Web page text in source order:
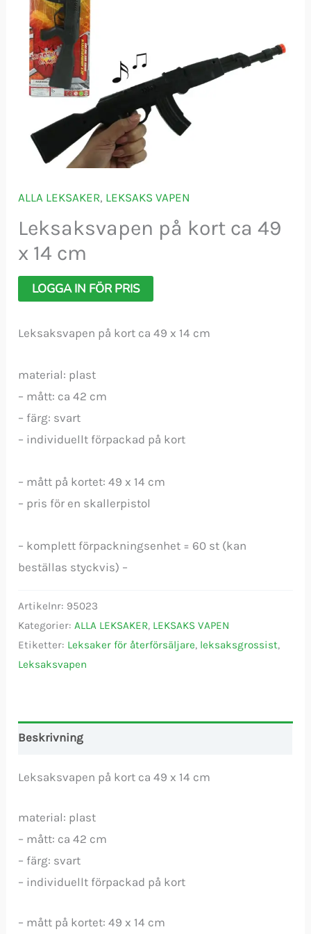
ALLA LEKSAKER, LEKSAKS VAPEN
Leksaksvapen på kort ca 49
x 14 cm
LOGGA IN FÖR PRIS
Leksaksvapen på kort ca 49 x 14 cm
material: plast
– mått: ca 42 cm
– färg: svart
– individuellt förpackad på kort
– mått på kortet: 49 x 14 cm
– pris för en skallerpistol
– komplett förpackningsenhet = 60 st (kan
beställas styckvis) –
Artikelnr: 95023
Kategorier: ALLA LEKSAKER, LEKSAKS VAPEN
Etiketter: Leksaker för återförsäljare, leksaksgrossist,
Leksaksvapen
Beskrivning
Leksaksvapen på kort ca 49 x 14 cm
material: plast
– mått: ca 42 cm
– färg: svart
– individuellt förpackad på kort
– mått på kortet: 49 x 14 cm